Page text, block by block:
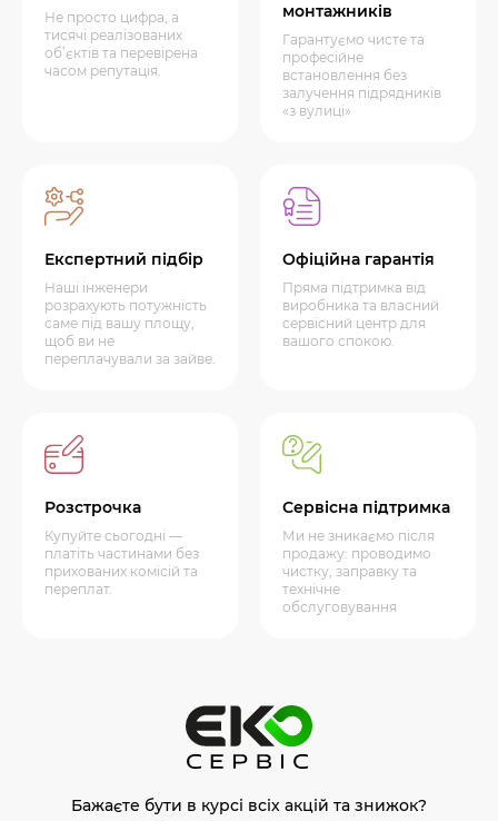
Не просто цифра, а
тисячі реалізованих
об’єктів та перевірена
часом репутація.
монтажників
Гарантуємо чисте та
професійне
встановлення без
залучення підрядників
«з вулиці»
Експертний підбір
Наші інженери
розрахують потужність
саме під вашу площу,
щоб ви не
переплачували за зайве.
Офіційна гарантія
Пряма підтримка від
виробника та власний
сервісний центр для
вашого спокою.
Розстрочка
Купуйте сьогодні —
платіть частинами без
прихованих комісій та
переплат.
Сервісна підтримка
Ми не зникаємо після
продажу: проводимо
чистку, заправку та
технічне
обслуговування
Бажаєте бути в курсі всіх акцій та знижок?